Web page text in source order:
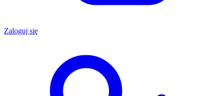
Zaloguj się